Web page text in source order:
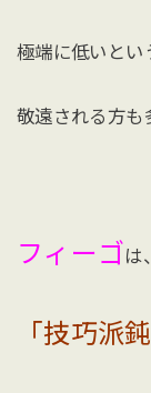
極端に低いとい
敬遠される方も
フィーゴは、
「技巧派